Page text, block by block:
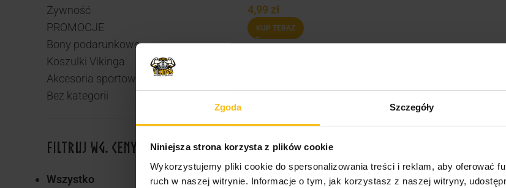
Zgoda Szczegóły
Niniejsza strona korzysta z plików cookie
Wykorzystujemy pliki cookie do spersonalizowania treści i reklam, aby oferować
ruch w naszej witrynie. Informacje o tym, jak korzystasz z naszej witryny,
Żywność
PROMOCJE
Bony podarunkowe
Koszulki Vikinga
Akcesoria sportowe
Bez kategorii
FILTRUJ WG. CENY
Wszystko
4,99 zł
KUP TERAZ